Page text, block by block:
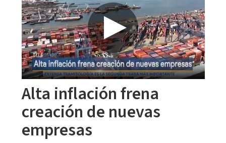
Alta inflación frena
creación de nuevas
empresas